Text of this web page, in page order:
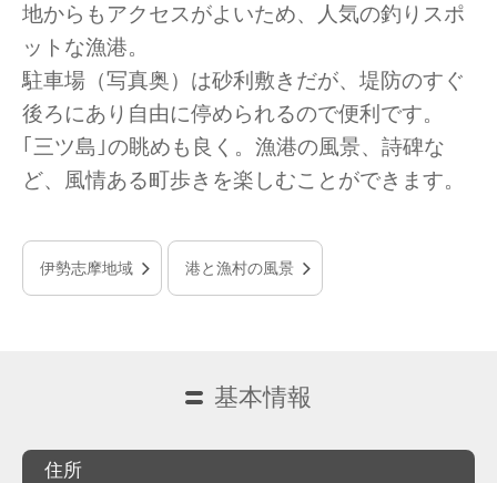
地からもアクセスがよいため、人気の釣りスポ
ットな漁港。
駐車場（写真奥）は砂利敷きだが、堤防のすぐ
後ろにあり自由に停められるので便利です。
｢三ツ島｣の眺めも良く。漁港の風景、詩碑な
ど、風情ある町歩きを楽しむことができます。
伊勢志摩地域 港と漁村の風景
基本情報
住所